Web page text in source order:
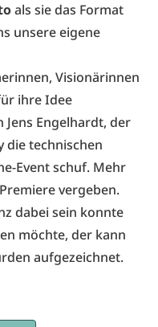
als sie das Format
unsere eigene
Visionärinnen
ihre Idee
Engelhardt, der
die technischen
Event schuf. Mehr
vergeben.
dabei sein konnte
möchte, der kann
aufgezeichnet.